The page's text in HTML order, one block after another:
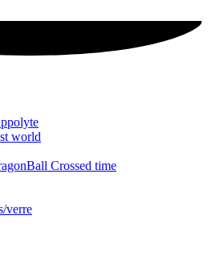
world
Crossed time
verre